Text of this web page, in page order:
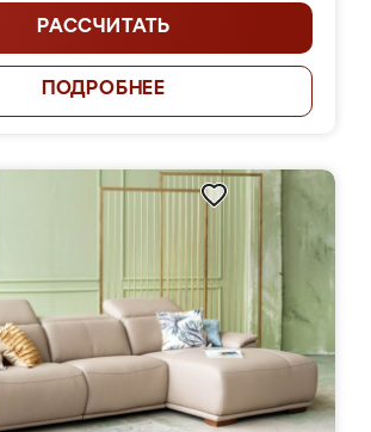
РАССЧИТАТЬ
ПОДРОБНЕЕ